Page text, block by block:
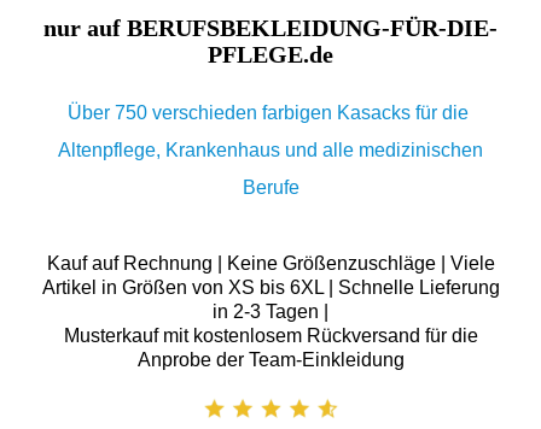
nur auf BERUFSBEKLEIDUNG-FÜR-DIE-
PFLEGE.de
Über 750 verschieden farbigen Kasacks für die
Altenpflege, Krankenhaus und alle medizinischen
Berufe
Kauf auf Rechnung | Keine Größenzuschläge | Viele
Artikel in Größen von XS bis 6XL | Schnelle Lieferung
in 2-3 Tagen |
Musterkauf mit kostenlosem Rückversand für die
Anprobe der Team-Einkleidung